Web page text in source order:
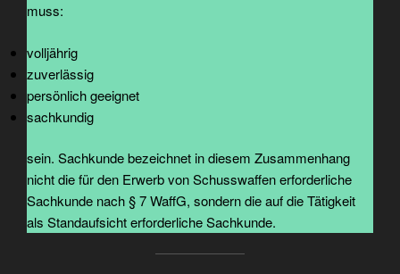
muss:
volljährig
zuverlässig
persönlich geeignet
sachkundig
sein. Sachkunde bezeichnet in diesem Zusammenhang
nicht die für den Erwerb von Schusswaffen erforderliche
Sachkunde nach § 7 WaffG, sondern die auf die Tätigkeit
als Standaufsicht erforderliche Sachkunde.